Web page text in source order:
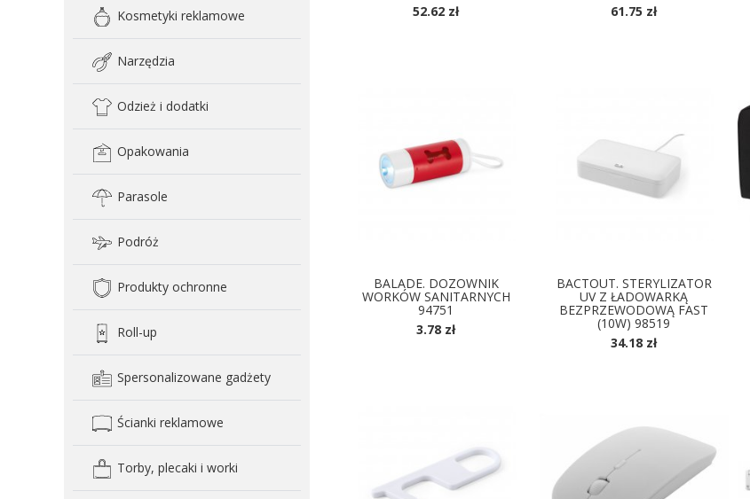
Kosmetyki reklamowe
Narzędzia
Odzież i dodatki
Opakowania
Parasole
Podróż
Produkty ochronne
Roll-up
Spersonalizowane gadżety
Ścianki reklamowe
Torby, plecaki i worki
52.62 zł
61.75 zł
BALADE. DOZOWNIK
WORKÓW SANITARNYCH
94751
3.78 zł
BACTOUT. STERYLIZATOR
UV Z ŁADOWARKĄ
BEZPRZEWODOWĄ FAST
(10W) 98519
34.18 zł